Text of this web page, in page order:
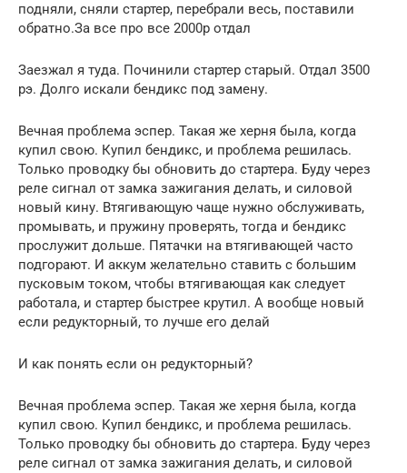
подняли, сняли стартер, перебрали весь, поставили
обратно.За все про все 2000р отдал
Заезжал я туда. Починили стартер старый. Отдал 3500
рэ. Долго искали бендикс под замену.
Вечная проблема эспер. Такая же херня была, когда
купил свою. Купил бендикс, и проблема решилась.
Только проводку бы обновить до стартера. Буду через
реле сигнал от замка зажигания делать, и силовой
новый кину. Втягивающую чаще нужно обслуживать,
промывать, и пружину проверять, тогда и бендикс
прослужит дольше. Пятачки на втягивающей часто
подгорают. И аккум желательно ставить с большим
пусковым током, чтобы втягивающая как следует
работала, и стартер быстрее крутил. А вообще новый
если редукторный, то лучше его делай
И как понять если он редукторный?
Вечная проблема эспер. Такая же херня была, когда
купил свою. Купил бендикс, и проблема решилась.
Только проводку бы обновить до стартера. Буду через
реле сигнал от замка зажигания делать, и силовой